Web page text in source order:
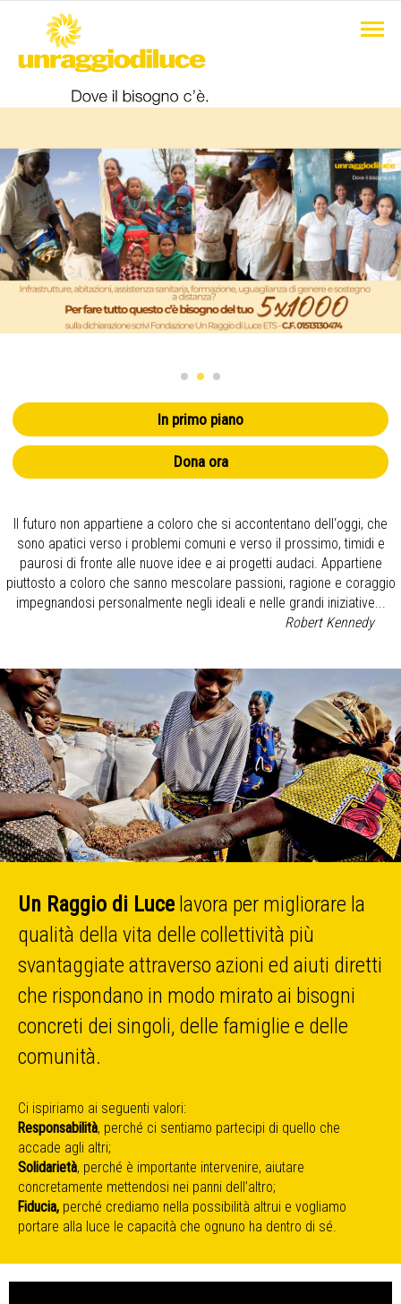
In primo piano
Dona ora
Il futuro non appartiene a coloro che si accontentano dell‘oggi, che
sono apatici verso i problemi comuni e verso il prossimo, timidi e
paurosi di fronte alle nuove idee e ai progetti audaci. Appartiene
piuttosto a coloro che sanno mescolare passioni, ragione e coraggio
impegnandosi personalmente negli ideali e nelle grandi iniziative...
Robert Kennedy
Un Raggio di Luce lavora per migliorare la
qualità della vita delle collettività più
svantaggiate attraverso azioni ed aiuti diretti
che rispondano in modo mirato ai bisogni
concreti dei singoli, delle famiglie e delle
comunità.
Ci ispiriamo ai seguenti valori:
Responsabilità, perché ci sentiamo partecipi di quello che
accade agli altri;
Solidarietà, perché è importante intervenire, aiutare
concretamente mettendosi nei panni dell’altro;
Fiducia, perché crediamo nella possibilità altrui e vogliamo
portare alla luce le capacità che ognuno ha dentro di sé.